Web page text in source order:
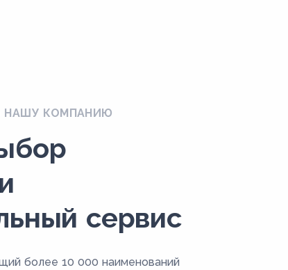
НАШУ КОМПАНИЮ
сервис
более 10 000 наименований